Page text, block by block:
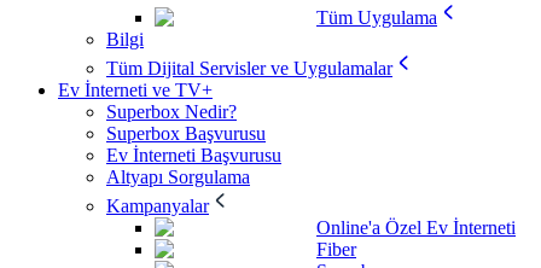
Tüm Uygulama
Bilgi
Tüm Dijital Servisler ve Uygulamalar
Ev İnterneti ve TV+
Superbox Nedir?
Superbox Başvurusu
Ev İnterneti Başvurusu
Altyapı Sorgulama
Kampanyalar
Online'a Özel Ev İnterneti
Fiber